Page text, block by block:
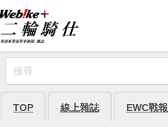
TOP 線上雜誌 EWC戰報